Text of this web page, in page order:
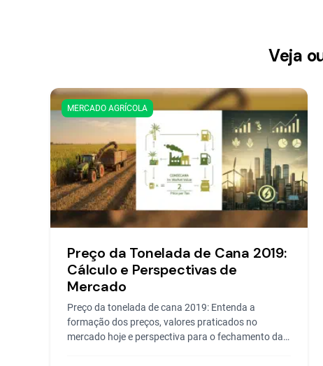
Veja
MERCADO AGRÍCOLA
Preço da Tonelada de Cana 2019:
Cálculo e Perspectivas de
Mercado
Preço da tonelada de cana 2019: Entenda a
formação dos preços, valores praticados no
mercado hoje e perspectiva para o fechamento da